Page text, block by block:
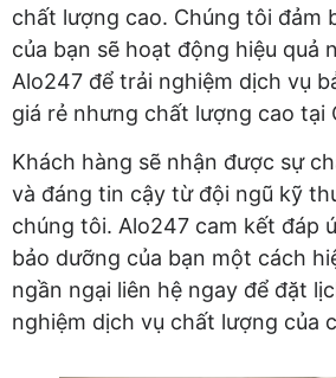
chất lượng cao. Chúng tôi đảm
của bạn sẽ hoạt động hiệu quả
Alo247 để trải nghiệm dịch vụ
giá rẻ nhưng chất lượng cao tại
Khách hàng sẽ nhận được sự
và đáng tin cậy từ đội ngũ kỹ
chúng tôi. Alo247 cam kết đáp
bảo dưỡng của bạn một cách
ngần ngại liên hệ ngay để đặt
nghiệm dịch vụ chất lượng của